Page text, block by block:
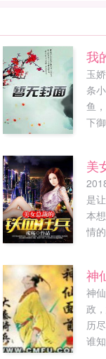
我
玉
条
鱼
下
多
王
下
美
是
本
情
别
神
神
政
历
谁